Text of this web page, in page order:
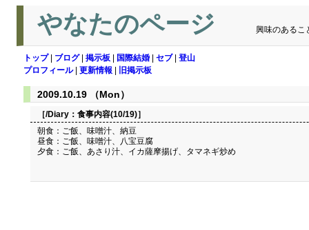
やなたのページ 興味のあるこ
トップ| ブログ| 掲示板 国際結婚 セブ| 登山
プロフィール| 更新情報 旧掲示板
2009.10.19 （Mon）
［/Diary： 食事内容(10/19)］
朝食：ご飯、味噌汁、納豆
昼食：ご飯、味噌汁、八宝豆腐
夕食：ご飯、あさり汁、イカ薩摩揚げ、タマネギ炒め